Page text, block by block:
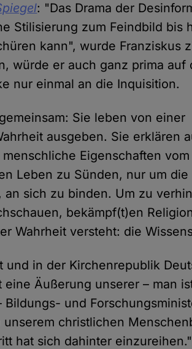
: "Das Drama der
Stilisierung zum Feindbild bis
kann", wurde Franziskus
würde er auch ganz prima auf
nur einmal an die Inquisition.
Sie leben von einer
ausgeben. Sie erklären
Eigenschaften
Leben zu Sünden, nur um die
sich zu binden. Um zu
bekämpf(t)en
Wahrheit versteht: die
und in der Kirchenrepublik
Äußerung unserer – man
und
christlichen
hat sich dahinter